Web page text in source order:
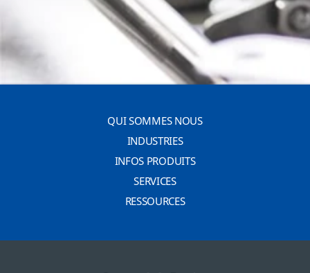
QUI SOMMES NOUS
INDUSTRIES
INFOS PRODUITS
SERVICES
RESSOURCES